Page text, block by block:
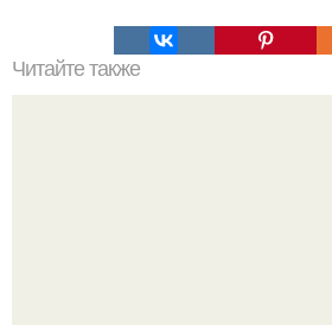
Читайте также